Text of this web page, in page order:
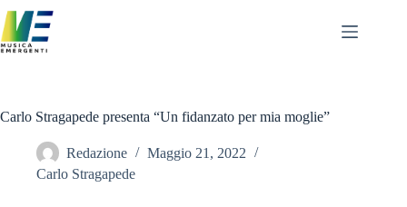
al
contenuto
Carlo Stragapede presenta “Un fidanzato per mia moglie”
Redazione
Maggio 21, 2022
Carlo Stragapede